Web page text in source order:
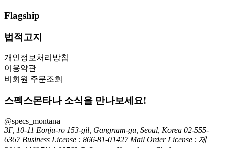
Flagship
법적고지
개인정보처리방침
이용약관
비회원 주문조회
스펙스몬타나 소식을 만나보세요!
@specs_montana
3F, 10-11 Eonju-ro 153-gil, Gangnam-gu, Seoul, Korea 02-555-
6367 Business License : 866-81-01427 Mail Order License : 제